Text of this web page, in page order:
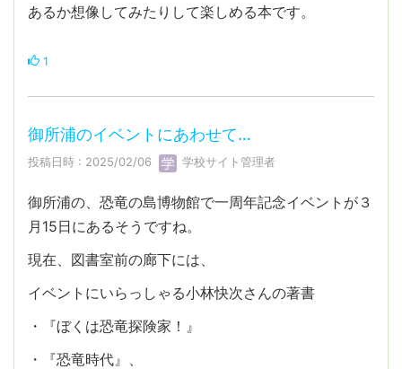
あるか想像してみたりして楽しめる本です。
1
御所浦のイベントにあわせて…
投稿日時 : 2025/02/06 学校サイト管理者
御所浦の、恐竜の島博物館で一周年記念イベントが３
月15日にあるそうですね。
現在、図書室前の廊下には、
イベントにいらっしゃる小林快次さんの著書
・『ぼくは恐竜探険家！』
・『恐竜時代』、